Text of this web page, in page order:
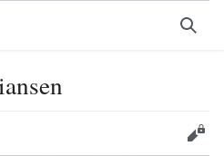
Søk
Rediger